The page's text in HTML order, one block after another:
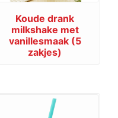
Koude drank
milkshake met
vanillesmaak (5
zakjes)